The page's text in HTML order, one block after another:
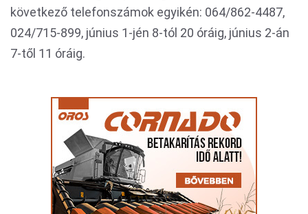
következő telefonszámok egyikén: 064/862-4487,
024/715-899, június 1-jén 8-tól 20 óráig, június 2-án
7-től 11 óráig.